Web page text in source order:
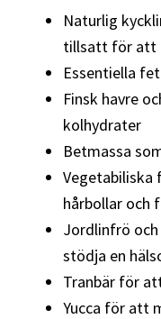
Naturlig
tillsatt för att
Essentiella
Finsk havre
kolhydrater
Betmassa
hårbollar och
Jordlinfrö och
stödja en
Tranbär för
Yucca för att